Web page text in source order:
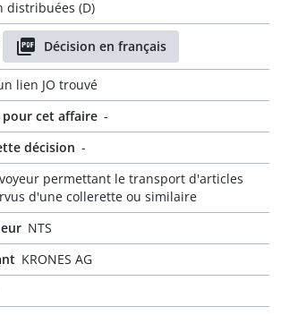
distribuées (D)
Décision en français
lien JO trouvé
cet affaire -
décision -
permettant le transport d'articles
d'une collerette ou similaire
NTS
KRONES AG